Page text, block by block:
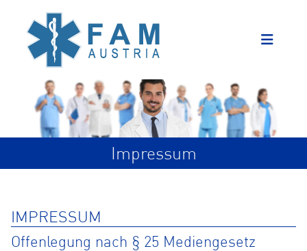
Impressum
IMPRESSUM
Offenlegung nach § 25 Mediengesetz